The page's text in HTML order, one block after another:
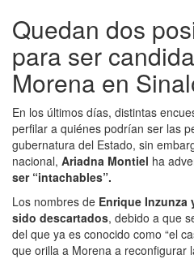
Quedan dos
para ser
Morena en
En los últimos días, distintas
perfilar a quiénes podrían ser las
gubernatura del Estado, sin
nacional, Ariadna Montiel ha
ser “intachables”.
Los nombres de Enrique Inzunza
sido descartados, debido a que
del que ya es conocido como “el
que orilla a Morena a reconfigurar